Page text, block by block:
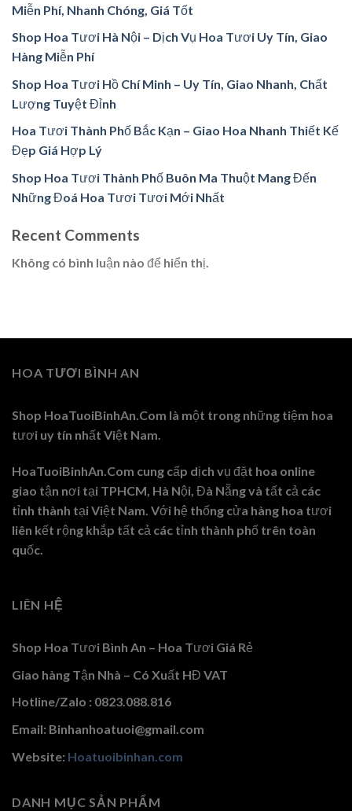
Miễn Phí, Nhanh Chóng, Giá Tốt
Shop Hoa Tươi Hà Nội – Dịch Vụ Hoa Tươi Uy Tín, Giao
Hàng Miễn Phí
Shop Hoa Tươi Hồ Chí Minh – Uy Tín, Giao Nhanh, Chất
Lượng Tuyệt Đỉnh
Hoa Tươi Thành Phố Bắc Kạn – Giao Hoa Nhanh Thiết Kế
Đẹp Giá Hợp Lý
Shop Hoa Tươi Thành Phố Buôn Ma Thuột Mang Đến
Những Đoá Hoa Tươi Tươi Mới Nhất
Recent Comments
Không có bình luận nào để hiển thị.
HOA TƯƠI BÌNH AN
Shop HoaTuoiBinhAn.Com là một trong những tiệm hoa
tươi uy tín nhất Việt Nam.
HoaTuoiBinhAn.Com cung cấp dịch vụ đặt hoa online
giao tận nơi tại TPHCM, Hà Nội, Đà Nẵng và tất cả các
tỉnh thành tại Việt Nam. Với hệ thống cửa hàng hoa tươi
liên kết rộng khắp tất cả các tỉnh thành phố trên toàn
quốc.
LIÊN HỆ
Shop Hoa Tươi Bình An – Hoa Tươi Giá Rẻ
Giao hàng Tận Nhà – Có Xuất HĐ VAT
Hotline/Zalo : 0823.088.816
Email: Binhanhoatuoi@gmail.com
Website: Hoatuoibinhan.com
DANH MỤC SẢN PHẨM